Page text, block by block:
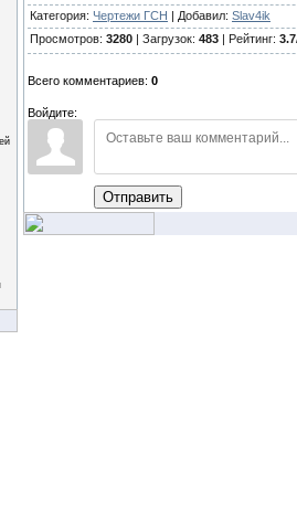
Категория: Чертежи ГСН | Добавил: Slav4ik
Просмотров: 3280 | Загрузок: 483 | Рейтинг: 3.7
Всего комментариев: 0
Войдите:
Отправить